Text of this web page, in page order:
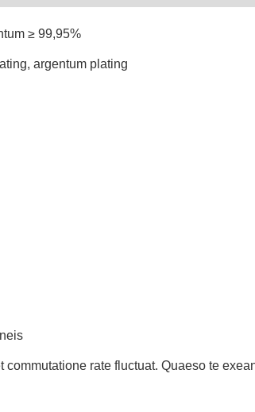
≥ 99,95%
argentum plating
rate fluctuat. Quaeso te